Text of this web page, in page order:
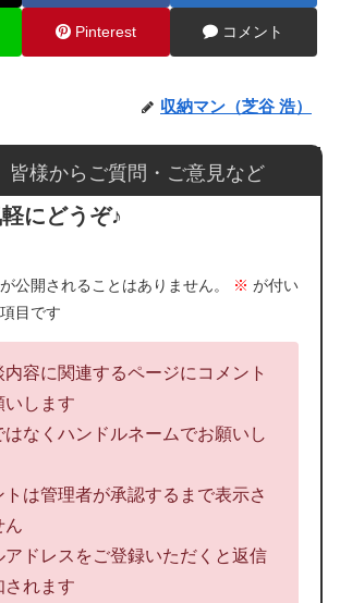
Pinterest コメント
収納マン（芝谷 浩）
皆様からご質問・ご意見など
にどうぞ♪
公開されることはありません。 ※ が付い
目です
内容に関連するページにコメント
いします
はなくハンドルネームでお願いし
トは管理者が承認するまで表示さ
ん
アドレスをご登録いただくと返信
されます